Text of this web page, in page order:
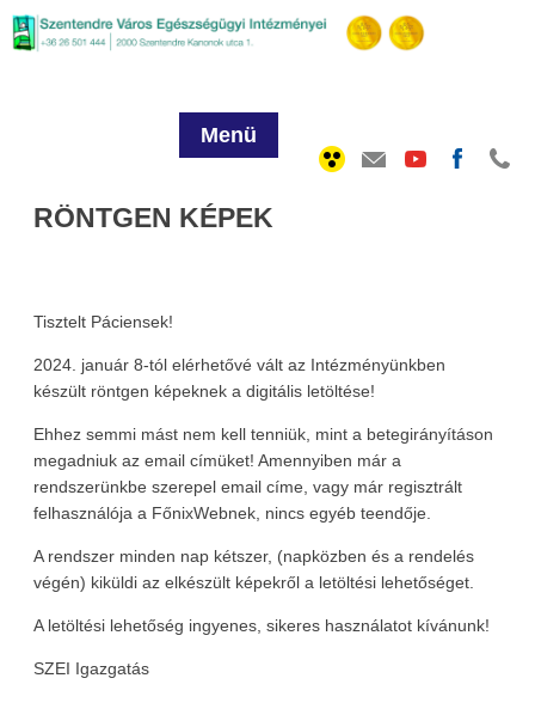
Menü
RÖNTGEN KÉPEK
Tisztelt Páciensek!
2024. január 8-tól elérhetővé vált az Intézményünkben
készült röntgen képeknek a digitális letöltése!
Ehhez semmi mást nem kell tenniük, mint a betegirányításon
megadniuk az email címüket! Amennyiben már a
rendszerünkbe szerepel email címe, vagy már regisztrált
felhasználója a FőnixWebnek, nincs egyéb teendője.
A rendszer minden nap kétszer, (napközben és a rendelés
végén) kiküldi az elkészült képekről a letöltési lehetőséget.
A letöltési lehetőség ingyenes, sikeres használatot kívánunk!
SZEI Igazgatás